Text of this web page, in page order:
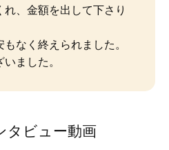
、金額を出して下さり
なく終えられました。
ました。
タビュー動画